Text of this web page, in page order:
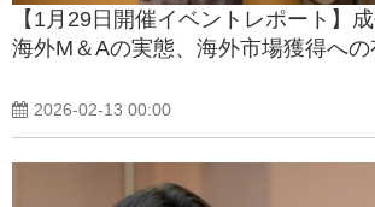
【1月29日開催イベントレポート】
海外M＆Aの実態、海外市場獲得へ
2026-02-13 00:00